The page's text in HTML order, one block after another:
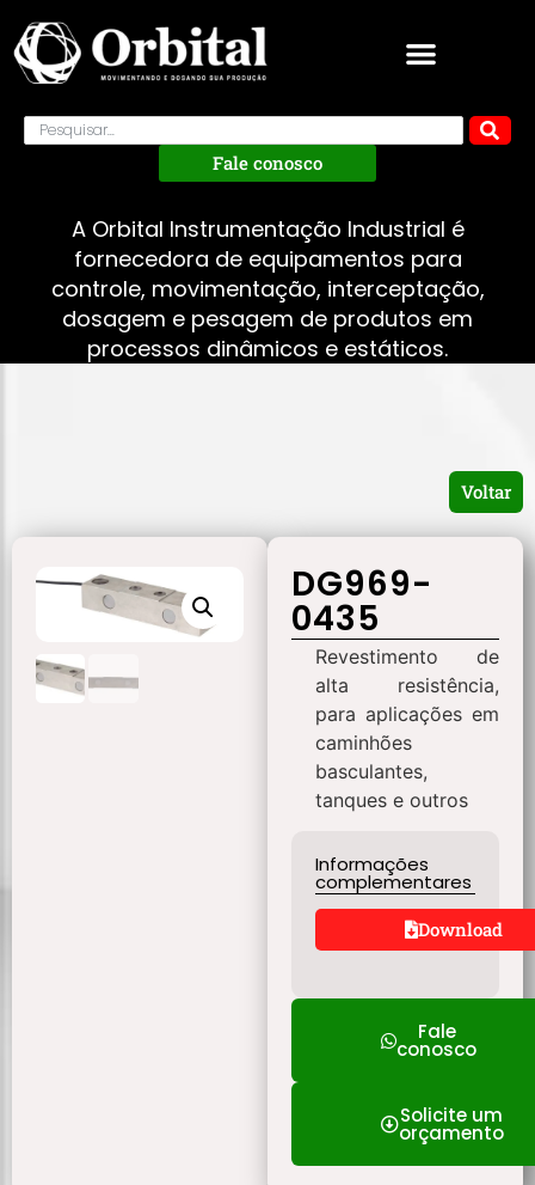
Fale conosco
A Orbital Instrumentação Industrial é
fornecedora de equipamentos para
controle, movimentação, interceptação,
dosagem e pesagem de produtos em
processos dinâmicos e estáticos.
Voltar
DG969-
0435
Revestimento de
alta resistência,
para aplicações em
caminhões
basculantes,
tanques e outros
Informações
complementares
Download
Fale
conosco
Solicite um
orçamento